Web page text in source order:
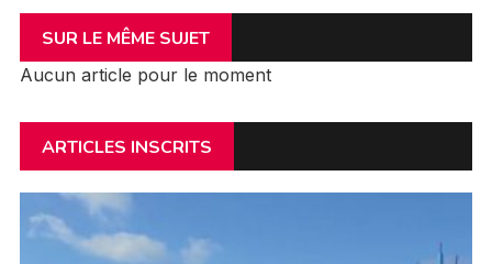
SUR LE MÊME SUJET
Aucun article pour le moment
ARTICLES INSCRITS